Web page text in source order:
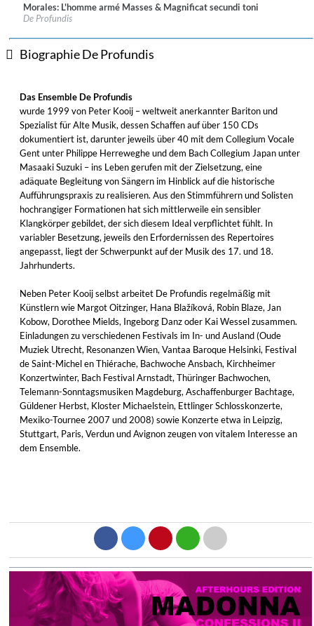
Label:CORO
Genre:Classical
Morales: L'homme armé Masses & Magnificat secundi toni
De Profundis
Biographie De Profundis
Das Ensemble De Profundis
wurde 1999 von Peter Kooij – weltweit anerkannter Bariton und
Spezialist für Alte Musik, dessen Schaffen auf über 150 CDs
dokumentiert ist, darunter jeweils über 40 mit dem Collegium Vocale
Gent unter Philippe Herreweghe und dem Bach Collegium Japan unter
Masaaki Suzuki – ins Leben gerufen mit der Zielsetzung, eine
adäquate Begleitung von Sängern im Hinblick auf die historische
Aufführungspraxis zu realisieren. Aus den Stimmführern und Solisten
hochrangiger Formationen hat sich mittlerweile ein sensibler
Klangkörper gebildet, der sich diesem Ideal verpflichtet fühlt. In
variabler Besetzung, jeweils den Erfordernissen des Repertoires
angepasst, liegt der Schwerpunkt auf der Musik des 17. und 18.
Jahrhunderts.
Neben Peter Kooij selbst arbeitet De Profundis regelmäßig mit
Künstlern wie Margot Oitzinger, Hana Blažíková, Robin Blaze, Jan
Kobow, Dorothee Mields, Ingeborg Danz oder Kai Wessel zusammen.
Einladungen zu verschiedenen Festivals im In- und Ausland (Oude
Muziek Utrecht, Resonanzen Wien, Vantaa Baroque Helsinki, Festival
de Saint-Michel en Thiérache, Bachwoche Ansbach, Kirchheimer
Konzertwinter, Bach Festival Arnstadt, Thüringer Bachwochen,
Telemann-Sonntagsmusiken Magdeburg, Aschaffenburger Bachtage,
Güldener Herbst, Kloster Michaelstein, Ettlinger Schlosskonzerte,
Mexiko-Tournee 2007 und 2008) sowie Konzerte etwa in Leipzig,
Stuttgart, Paris, Verdun und Avignon zeugen von vitalem Interesse an
dem Ensemble.